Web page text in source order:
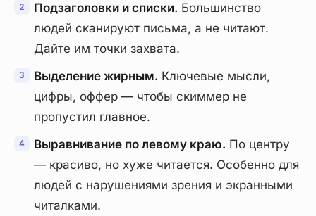
Подзаголовки и списки. Большинство
людей сканируют письма, а не читают.
Дайте им точки захвата.
Выделение жирным. Ключевые мысли,
цифры, оффер — чтобы скиммер не
пропустил главное.
Выравнивание по левому краю. По центру
— красиво, но хуже читается. Особенно для
людей с нарушениями зрения и экранными
читалками.